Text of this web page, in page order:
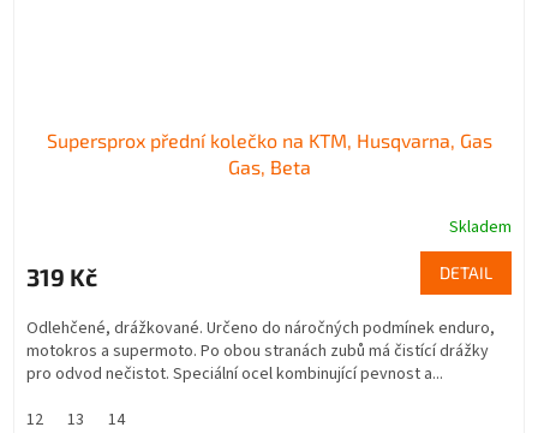
Supersprox přední kolečko na KTM, Husqvarna, Gas
Gas, Beta
Skladem
319 Kč DETAIL
Odlehčené, drážkované. Určeno do náročných podmínek enduro,
motokros a supermoto. Po obou stranách zubů má čistící drážky
pro odvod nečistot. Speciální ocel kombinující pevnost a...
12
13 14